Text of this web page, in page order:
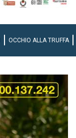
OCCHIO ALLA TRUFFA